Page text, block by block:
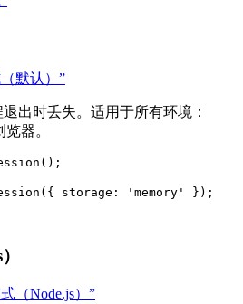
默认）”
出时丢失。适用于所有环境：
器。
();
( { storage: ' memory ' } );
（Node.js）”